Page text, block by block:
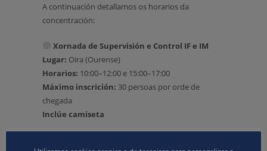
A continuación detallamos os horarios da
concentración:
Xornada de Supervisión e Control IF e IM
Lugar: Oira (Ourense)
Horarios: 10:00–12:00 e 15:00–17:00
Máximo inscrición: 30 persoas por orde de
chegada
Inclúe camiseta